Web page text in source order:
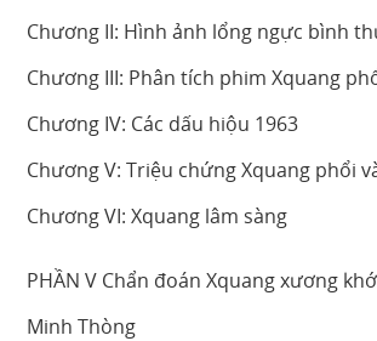
Chương II: Hình ảnh lổng ngực bình
Chương III: Phân tích phim Xquang
Chương IV: Các dấu hiộu 1963
Chương V: Triệu chứng Xquang phổi
Chương VI: Xquang lâm sàng
PHẦN V Chẩn đoán Xquang xương
Minh Thòng